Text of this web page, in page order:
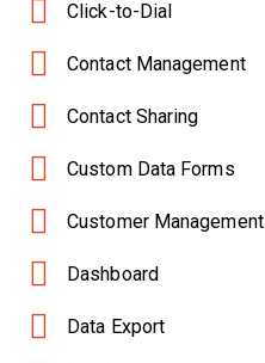
Click-to-Dial
Contact Management
Contact Sharing
Custom Data Forms
Customer Management
Dashboard
Data Export